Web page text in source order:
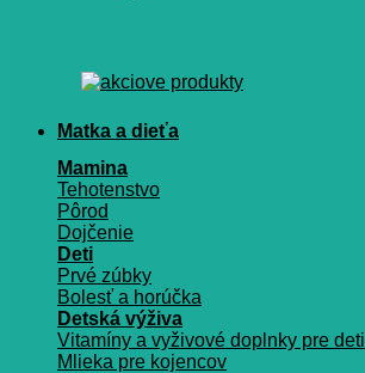
Matka a dieťa
Mamina
Tehotenstvo
Pôrod
Dojčenie
Deti
Prvé zúbky
Bolesť a horúčka
Detská výživa
Vitamíny a vyživové doplnky pre deti
Mlieka pre kojencov